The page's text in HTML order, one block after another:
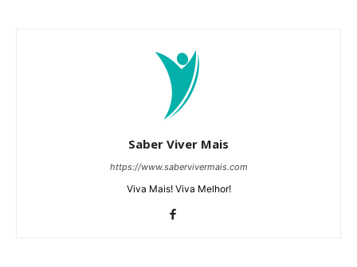
Saber Viver Mais
https://www.sabervivermais.com
Viva Mais! Viva Melhor!